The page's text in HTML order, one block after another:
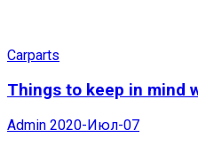
Carparts
Things to keep in mind
Admin 2020-Июл-07